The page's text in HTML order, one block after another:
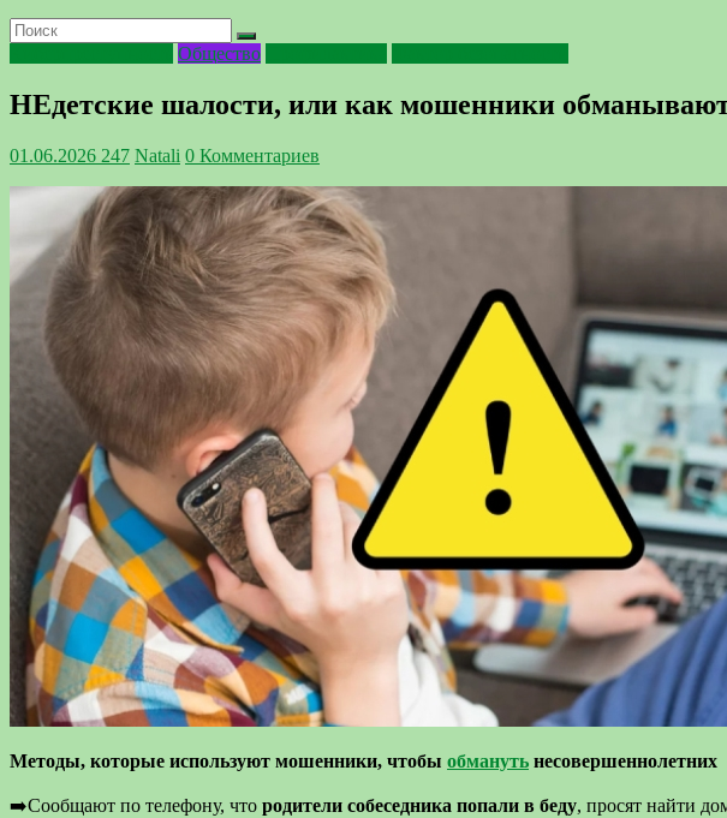
Общество
НЕдетские шалости, или как мошенники обманывают
01.06.2026 247 Natali 0 Комментариев
Методы, которые используют мошенники, чтобы обмануть несовершеннолетних
➡️Сообщают по телефону, что родители собеседника попали в беду, просят найти